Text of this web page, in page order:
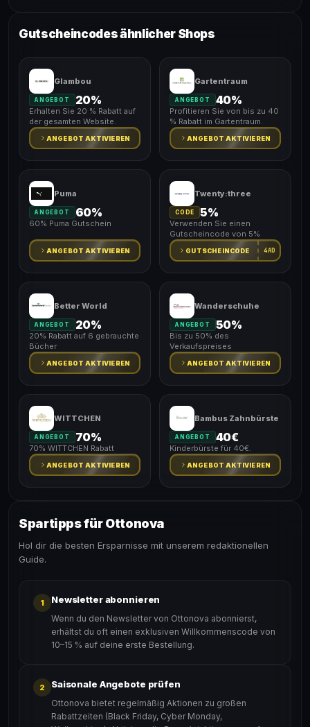
Gutscheincodes ähnlicher Shops
Glambou
ANGEBOT 20%
Erhalten Sie 20 % Rabatt auf
der gesamten Website.
ANGEBOT AKTIVIEREN
Gartentraum
ANGEBOT 40%
Profitieren Sie von bis zu 40
% Rabatt im Gartentraum.
ANGEBOT AKTIVIEREN
Puma
ANGEBOT 60%
60% Puma Gutschein
ANGEBOT AKTIVIEREN
Twenty:three
CODE 5%
Verwenden Sie einen
Gutscheincode von 5%
GUTSCHEINCODE 4AD
Better World
ANGEBOT 20%
20% Rabatt auf 6 gebrauchte
Bücher
ANGEBOT AKTIVIEREN
Wanderschuhe
ANGEBOT 50%
Bis zu 50% des
Verkaufspreises
ANGEBOT AKTIVIEREN
WITTCHEN
ANGEBOT 70%
70% WITTCHEN Rabatt
ANGEBOT AKTIVIEREN
Bambus Zahnbürste
ANGEBOT 40€
Kinderbürste für 40€.
ANGEBOT AKTIVIEREN
Spartipps für Ottonova
Hol dir die besten Ersparnisse mit unserem redaktionellen
Guide.
1 Newsletter abonnieren
Wenn du den Newsletter von Ottonova abonnierst,
erhältst du oft einen exklusiven Willkommenscode von
10–15 % auf deine erste Bestellung.
2 Saisonale Angebote prüfen
Ottonova bietet regelmäßig Aktionen zu großen
Rabattzeiten (Black Friday, Cyber Monday,